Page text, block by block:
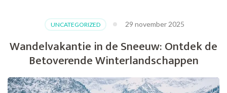
een
in
September
UNCATEGORIZED 29 november 2025
Wandelvakantie in de Sneeuw: Ontdek de
Betoverende Winterlandschappen